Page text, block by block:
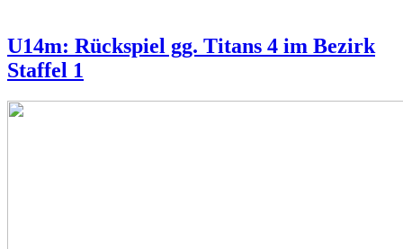
U14m: Rückspiel gg. Titans 4 im Bezirk
Staffel 1